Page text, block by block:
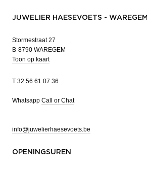
JUWELIER HAESEVOETS - WAREGEM
Stormestraat 27
B-8790 WAREGEM
Toon op kaart
T 32 56 61 07 36
Whatsapp Call or Chat
info@juwelierhaesevoets.be
OPENINGSUREN